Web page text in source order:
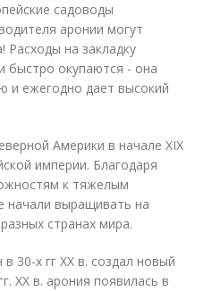
садоводы
аронии могут
Расходы на закладку
быстро окупаются - она
и ежегодно дает высокий
Америки в начале XIX
империи. Благодаря
к тяжелым
начали выращивать на
странах мира.
30-х гг ХХ в. создал новый
XX в. арония появилась в